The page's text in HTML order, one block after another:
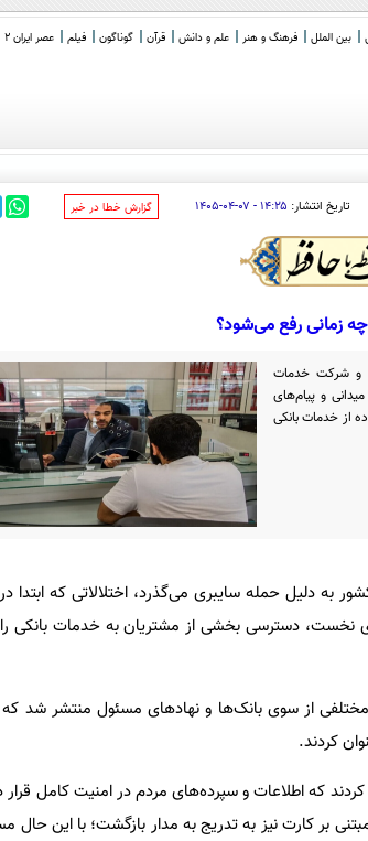
بین الملل فرهنگ و هنر علم و دانش قرآن گوناگون فیلم عصر ایران 2
تاریخ انتشار: ۱۴:۲۵ - ۰۷-۰۴-۱۴۰۵ ‌گزارش خطا در خبر
چه زمانی رفع می‌شود؟‌
و شرکت خدمات
و پیام‌های
از خدمات بانکی
به دلیل حمله سایبری می‌گذرد، اختلالاتی که ابتدا
نخست، دسترسی بخشی از مشتریان به خدمات بانکی
مختلفی از سوی بانک‌ها و نهادهای مسئول منتشر شد
کردند.
که اطلاعات و سپرده‌های مردم در امنیت کامل قرار
بر کارت نیز به تدریج به مدار بازگشت؛ با این حال